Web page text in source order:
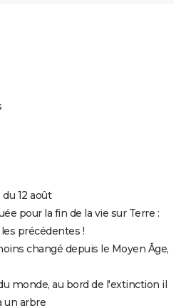
12 août
pour la fin de la vie sur Terre :
précédentes !
changé depuis le Moyen Âge,
monde, au bord de l'extinction il
un arbre